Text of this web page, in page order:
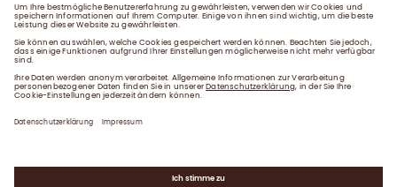
Downloads
Kontakt Impressum Datenschutzerklärung